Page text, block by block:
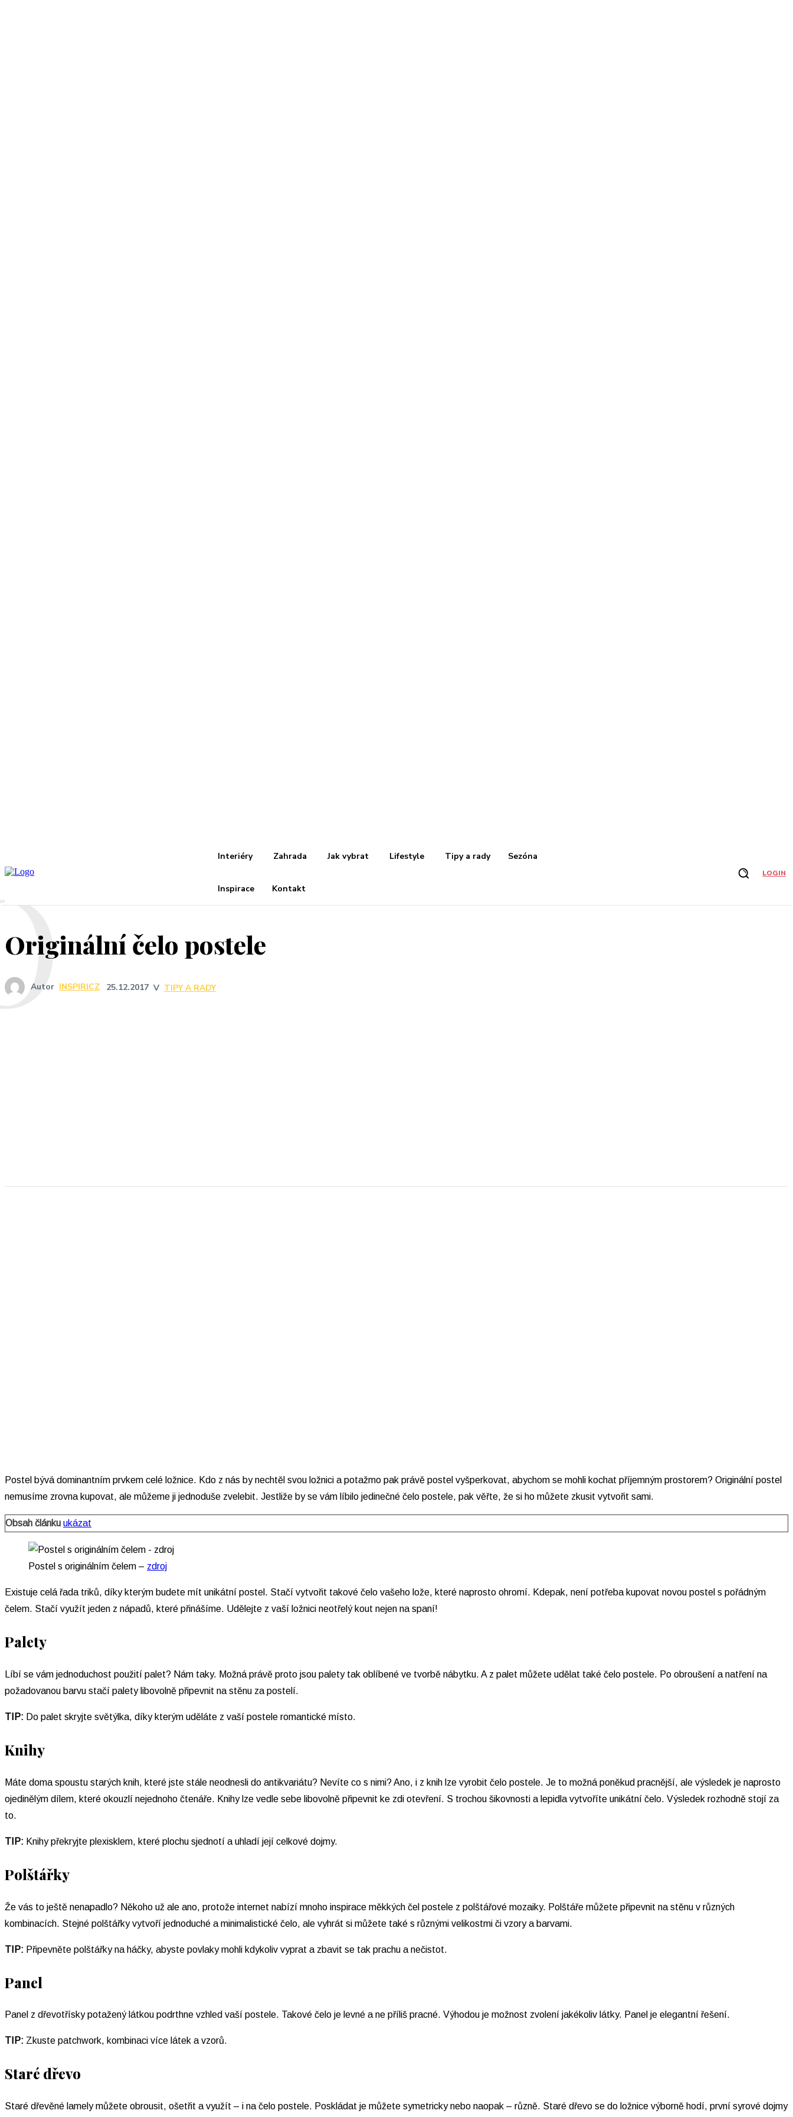
Interiéry Zahrada Jak vybrat Lifestyle Tipy a rady Sezóna
Inspirace Kontakt
LOGIN
Originální čelo postele
Autor INSPIRICZ 25.12.2017 V TIPY A RADY
Postel bývá dominantním prvkem celé ložnice. Kdo z nás by nechtěl svou ložnici a potažmo pak právě postel vyšperkovat, abychom se mohli kochat příjemným prostorem? Originální postel
nemusíme zrovna kupovat, ale můžeme ji jednoduše zvelebit. Jestliže by se vám líbilo jedinečné čelo postele, pak věřte, že si ho můžete zkusit vytvořit sami.
Obsah článku ukázat
Postel s originálním čelem – zdroj
Existuje celá řada triků, díky kterým budete mít unikátní postel. Stačí vytvořit takové čelo vašeho lože, které naprosto ohromí. Kdepak, není potřeba kupovat novou postel s pořádným
čelem. Stačí využít jeden z nápadů, které přinášíme. Udělejte z vaší ložnici neotřelý kout nejen na spaní!
Palety
Líbí se vám jednoduchost použití palet? Nám taky. Možná právě proto jsou palety tak oblíbené ve tvorbě nábytku. A z palet můžete udělat také čelo postele. Po obroušení a natření na
požadovanou barvu stačí palety libovolně připevnit na stěnu za postelí.
TIP: Do palet skryjte světýlka, díky kterým uděláte z vaší postele romantické místo.
Knihy
Máte doma spoustu starých knih, které jste stále neodnesli do antikvariátu? Nevíte co s nimi? Ano, i z knih lze vyrobit čelo postele. Je to možná poněkud pracnější, ale výsledek je naprosto
ojedinělým dílem, které okouzlí nejednoho čtenáře. Knihy lze vedle sebe libovolně připevnit ke zdi otevření. S trochou šikovnosti a lepidla vytvoříte unikátní čelo. Výsledek rozhodně stojí za
to.
TIP: Knihy překryjte plexisklem, které plochu sjednotí a uhladí její celkové dojmy.
Polštářky
Že vás to ještě nenapadlo? Někoho už ale ano, protože internet nabízí mnoho inspirace měkkých čel postele z polštářové mozaiky. Polštáře můžete připevnit na stěnu v různých
kombinacích. Stejné polštářky vytvoří jednoduché a minimalistické čelo, ale vyhrát si můžete také s různými velikostmi či vzory a barvami.
TIP: Připevněte polštářky na háčky, abyste povlaky mohli kdykoliv vyprat a zbavit se tak prachu a nečistot.
Panel
Panel z dřevotřísky potažený látkou podrthne vzhled vaší postele. Takové čelo je levné a ne příliš pracné. Výhodou je možnost zvolení jakékoliv látky. Panel je elegantní řešení.
TIP: Zkuste patchwork, kombinaci více látek a vzorů.
Staré dřevo
Staré dřevěné lamely můžete obrousit, ošetřit a využít – i na čelo postele. Poskládat je můžete symetricky nebo naopak – různě. Staré dřevo se do ložnice výborně hodí, první syrové dojmy